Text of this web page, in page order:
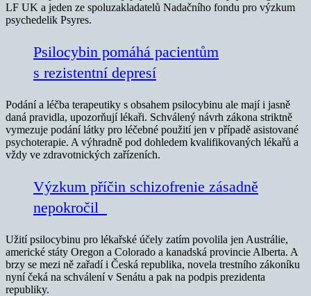
LF UK a jeden ze spoluzakladatelů Nadačního fondu pro výzkum
psychedelik Psyres.
Psilocybin pomáhá pacientům
s rezistentní depresí
Podání a léčba terapeutiky s obsahem psilocybinu ale mají i jasně
daná pravidla, upozorňují lékaři. Schválený návrh zákona striktně
vymezuje podání látky pro léčebné použití jen v případě asistované
psychoterapie. A výhradně pod dohledem kvalifikovaných lékařů a
vždy ve zdravotnických zařízeních.
Výzkum příčin schizofrenie zásadně
nepokročil
Užití psilocybinu pro lékařské účely zatím povolila jen Austrálie,
americké státy Oregon a Colorado a kanadská provincie Alberta. A
brzy se mezi ně zařadí i Česká republika, novela trestního zákoníku
nyní čeká na schválení v Senátu a pak na podpis prezidenta
republiky.